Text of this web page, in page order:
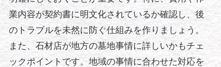
業内容が契約書に明文化されているか確認し、後
のトラブルを未然に防ぐ仕組みを作りましょう。
また、石材店が地方の墓地事情に詳しいかもチェ
ックポイントです。地域の事情に合わせた対応を